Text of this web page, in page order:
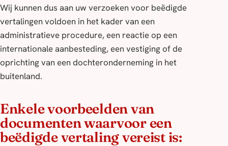
Wij kunnen dus aan uw verzoeken voor beëdigde
vertalingen voldoen in het kader van een
administratieve procedure, een reactie op een
internationale aanbesteding, een vestiging of de
oprichting van een dochteronderneming in het
buitenland.
Enkele voorbeelden van
documenten waarvoor een
beëdigde vertaling vereist is: